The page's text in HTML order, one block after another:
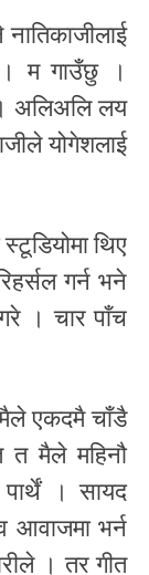
। म गाउँछु ।
अलिअलि लय
योगेशलाई
थिए
गर्न भने
। चार पाँच
मैले एकदमै चाँडै
त मैले महिनौ
। सायद
आवाजमा भर्न
। तर गीत